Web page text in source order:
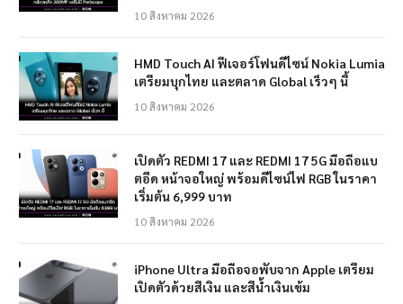
10 สิงหาคม 2026
HMD Touch AI ฟีเจอร์โฟนดีไซน์ Nokia Lumia
เตรียมบุกไทย และตลาด Global เร็วๆ นี้
10 สิงหาคม 2026
เปิดตัว REDMI 17 และ REDMI 17 5G มือถือแบ
ตอึด หน้าจอใหญ่ พร้อมดีไซน์ไฟ RGB ในราคา
เริ่มต้น 6,999 บาท
10 สิงหาคม 2026
iPhone Ultra มือถือจอพับจาก Apple เตรียม
เปิดตัวด้วยสีเงิน และสีน้ำเงินเข้ม